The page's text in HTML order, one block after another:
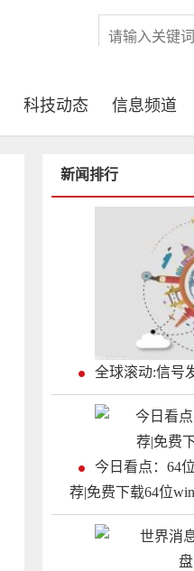
科技动态 信息频道
新闻排行
全球滚动:信号
今日看点：64
荐|免费下载64位